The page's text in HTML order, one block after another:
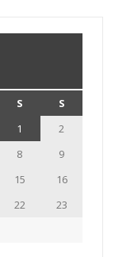
S
S
1
2
8
9
15
16
22
23